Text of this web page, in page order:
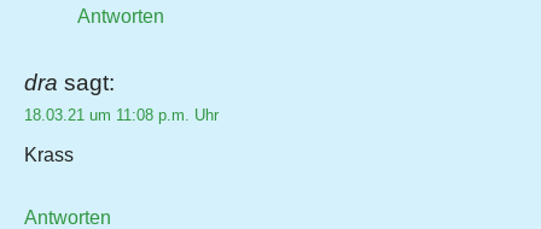
Antworten
dra sagt:
18.03.21 um 11:08 p.m. Uhr
Krass
Antworten